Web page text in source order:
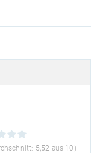
5,52 aus 10)